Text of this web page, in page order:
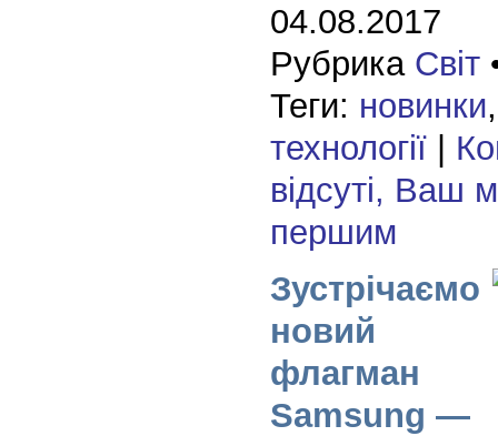
04.08.2017
Рубрика Світ
Теги: новинки
технології|
відсуті, Ваш
першим
Зустрічаємо
новий
флагман
Samsung —